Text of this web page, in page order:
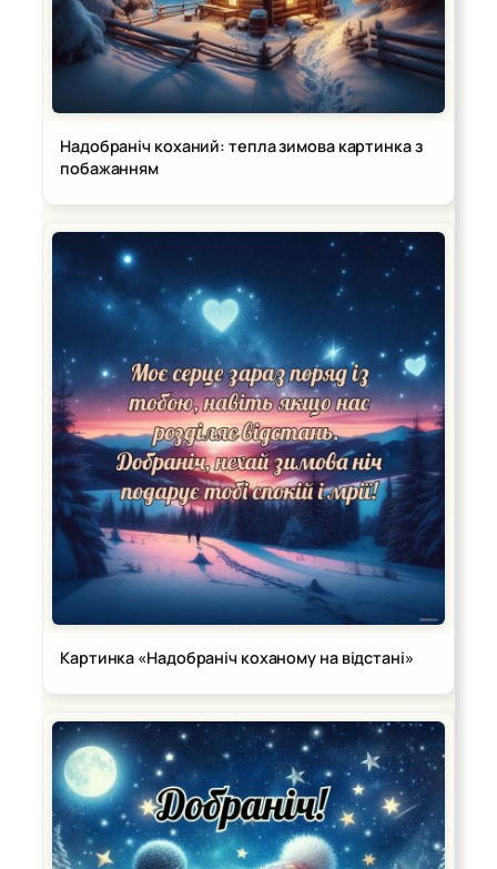
Надобраніч коханий: тепла зимова картинка з
побажанням
Картинка «Надобраніч коханому на відстані»